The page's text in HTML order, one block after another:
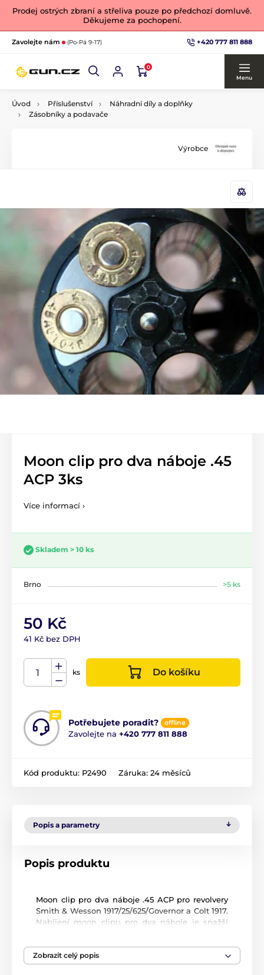
Prodej ostrých zbraní a střeliva pouze po předchozí domluvě.
Děkujeme za pochopení.
Zavolejte nám (Po-Pá 9-17) +420 777 811 888
0
Menu
Úvod Příslušenství
Náhradní díly a doplňky
Zásobníky a podavače
Výrobce
Moon clip pro dva náboje .45
ACP 3ks
Více informací ›
Skladem > 10 ks
Brno >5 ks
50 Kč
41 Kč bez DPH
ks Do košíku
Potřebujete poradit? offline
Zavolejte na +420 777 811 888
Kód produktu: P2490 Záruka: 24 měsíců
Popis a parametry
Popis produktu
Moon clip pro dva náboje .45 ACP pro revolvery
Smith & Wesson 1917/25/625/Governor a Colt 1917.
Nabíjení moon clipu pro dva náboje je snažší
(6 nábojů).
Zobrazit celý popis